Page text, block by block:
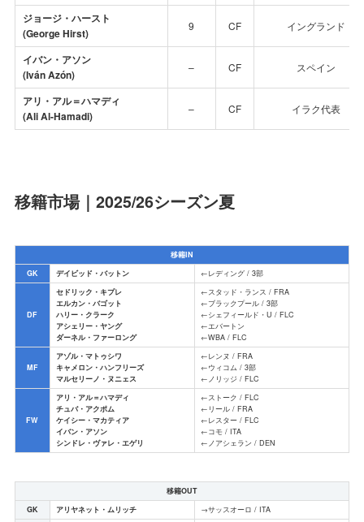
ジョージ・ハースト
(George Hirst)
9 CF イングランド
イバン・アソン
(Iván Azón)
– CF スペイン
アリ・アル＝ハマディ
(Ali Al-Hamadi)
– CF イラク代表
移籍市場｜2025/26シーズン夏
移籍IN
GK
デイビッド・バットン ←レディング / 3部
DF
セドリック・キプレ
エルカン・バゴット
ハリー・クラーク
アシェリー・ヤング
ダーネル・ファーロング
←スタッド・ランス / FRA
←ブラックプール / 3部
←シェフィールド・U / FLC
←エバートン
←WBA / FLC
MF
アゾル・マトゥシワ
キャメロン・ハンフリーズ
マルセリーノ・ヌニェス
←レンヌ / FRA
←ウィコム / 3部
←ノリッジ / FLC
FW
アリ・アル＝ハマディ
チュバ・アクポム
ケイシー・マカティア
イバン・アソン
シンドレ・ヴァレ・エゲリ
←ストーク / FLC
←リール / FRA
←レスター / FLC
←コモ / ITA
←ノアシェラン / DEN
移籍OUT
GK
アリヤネット・ムリッチ →サッスオーロ / ITA